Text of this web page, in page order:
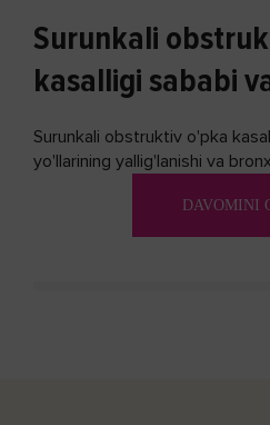
Surunkali
kasalligi sababi
Surunkali obstruktiv o'pka
yo'llarining yallig'lanishi va
DAVOMINI